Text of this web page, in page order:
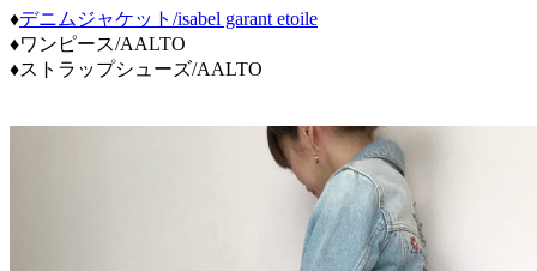
♦デニムジャケット/isabel garant etoile
♦ワンピース/AALTO
♦ストラップシューズ/AALTO